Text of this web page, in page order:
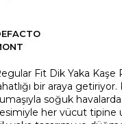
Fit Dik Yaka Kaşe
bir araya getiriyor.
soğuk
her vücut tipine